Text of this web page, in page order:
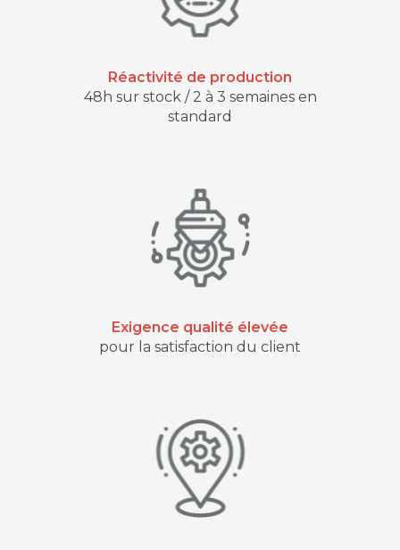
Réactivité de production
48h sur stock / 2 à 3 semaines en
standard
Exigence qualité élevée
pour la satisfaction du client